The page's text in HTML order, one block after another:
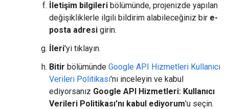
İletişim bilgileri bölümünde, projenizde yapılan
değişikliklerle ilgili bildirim alabileceğiniz bir e-
posta adresi girin.
İleri'yi tıklayın.
Bitir bölümünde Google API Hizmetleri Kullanıcı
Verileri Politikası'nı inceleyin ve kabul
ediyorsanız Google API Hizmetleri: Kullanıcı
Verileri Politikası'nı kabul ediyorum'u seçin.